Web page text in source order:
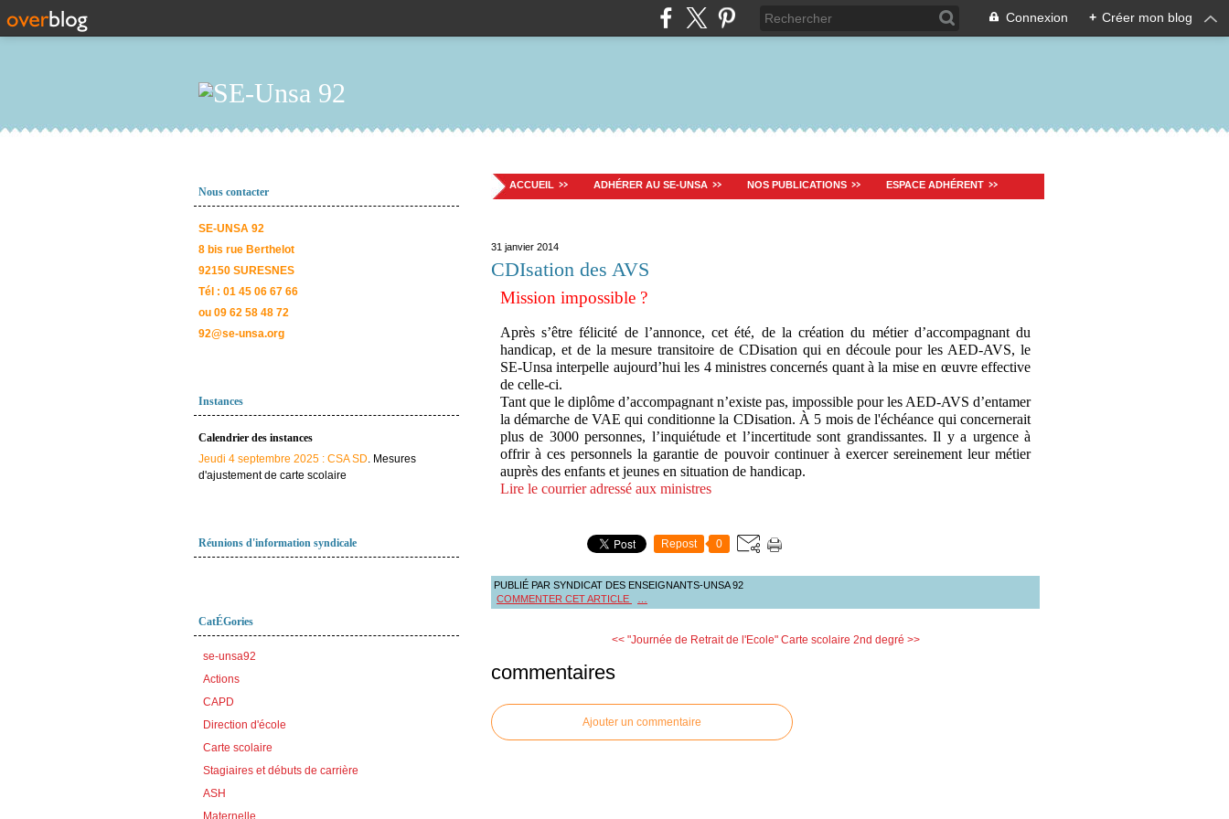
Connexion + Créer mon blog
Nous contacter
SE-UNSA 92
8 bis rue Berthelot
92150 SURESNES
Tél : 01 45 06 67 66
ou 09 62 58 48 72
92@se-unsa.org
Instances
Calendrier des instances
Jeudi 4 septembre 2025 : CSA SD. Mesures
d'ajustement de carte scolaire
Réunions d'information syndicale
CatÉGories
se-unsa92
Actions
CAPD
Direction d'école
Carte scolaire
Stagiaires et débuts de carrière
ASH
Maternelle
ACCUEIL ADHÉRER AU SE-UNSA NOS PUBLICATIONS ESPACE ADHÉRENT
31 janvier 2014
CDIsation des AVS
Mission impossible ?
Après s’être félicité de l’annonce, cet été, de la création du métier d’accompagnant du
handicap, et de la mesure transitoire de CDisation qui en découle pour les AED-AVS, le
SE-Unsa interpelle aujourd’hui les 4 ministres concernés quant à la mise en œuvre effective
de celle-ci.
Tant que le diplôme d’accompagnant n’existe pas, impossible pour les AED-AVS d’entamer
la démarche de VAE qui conditionne la CDisation. À 5 mois de l'échéance qui concernerait
plus de 3000 personnes, l’inquiétude et l’incertitude sont grandissantes. Il y a urgence à
offrir à ces personnels la garantie de pouvoir continuer à exercer sereinement leur métier
auprès des enfants et jeunes en situation de handicap.
Lire le courrier adressé aux ministres
Repost 0
PUBLIÉ PAR SYNDICAT DES ENSEIGNANTS-UNSA 92
COMMENTER CET ARTICLE
<< "Journée de Retrait de l'Ecole" Carte scolaire 2nd degré >>
commentaires
Ajouter un commentaire